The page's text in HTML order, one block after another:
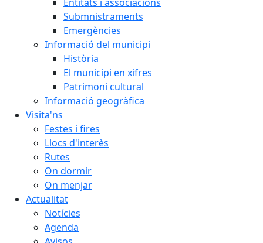
Submnistraments
Emergències
Informació del municipi
Història
El municipi en xifres
Patrimoni cultural
Informació geogràfica
Visita'ns
Festes i fires
Llocs d'interès
Rutes
On dormir
On menjar
Actualitat
Notícies
Agenda